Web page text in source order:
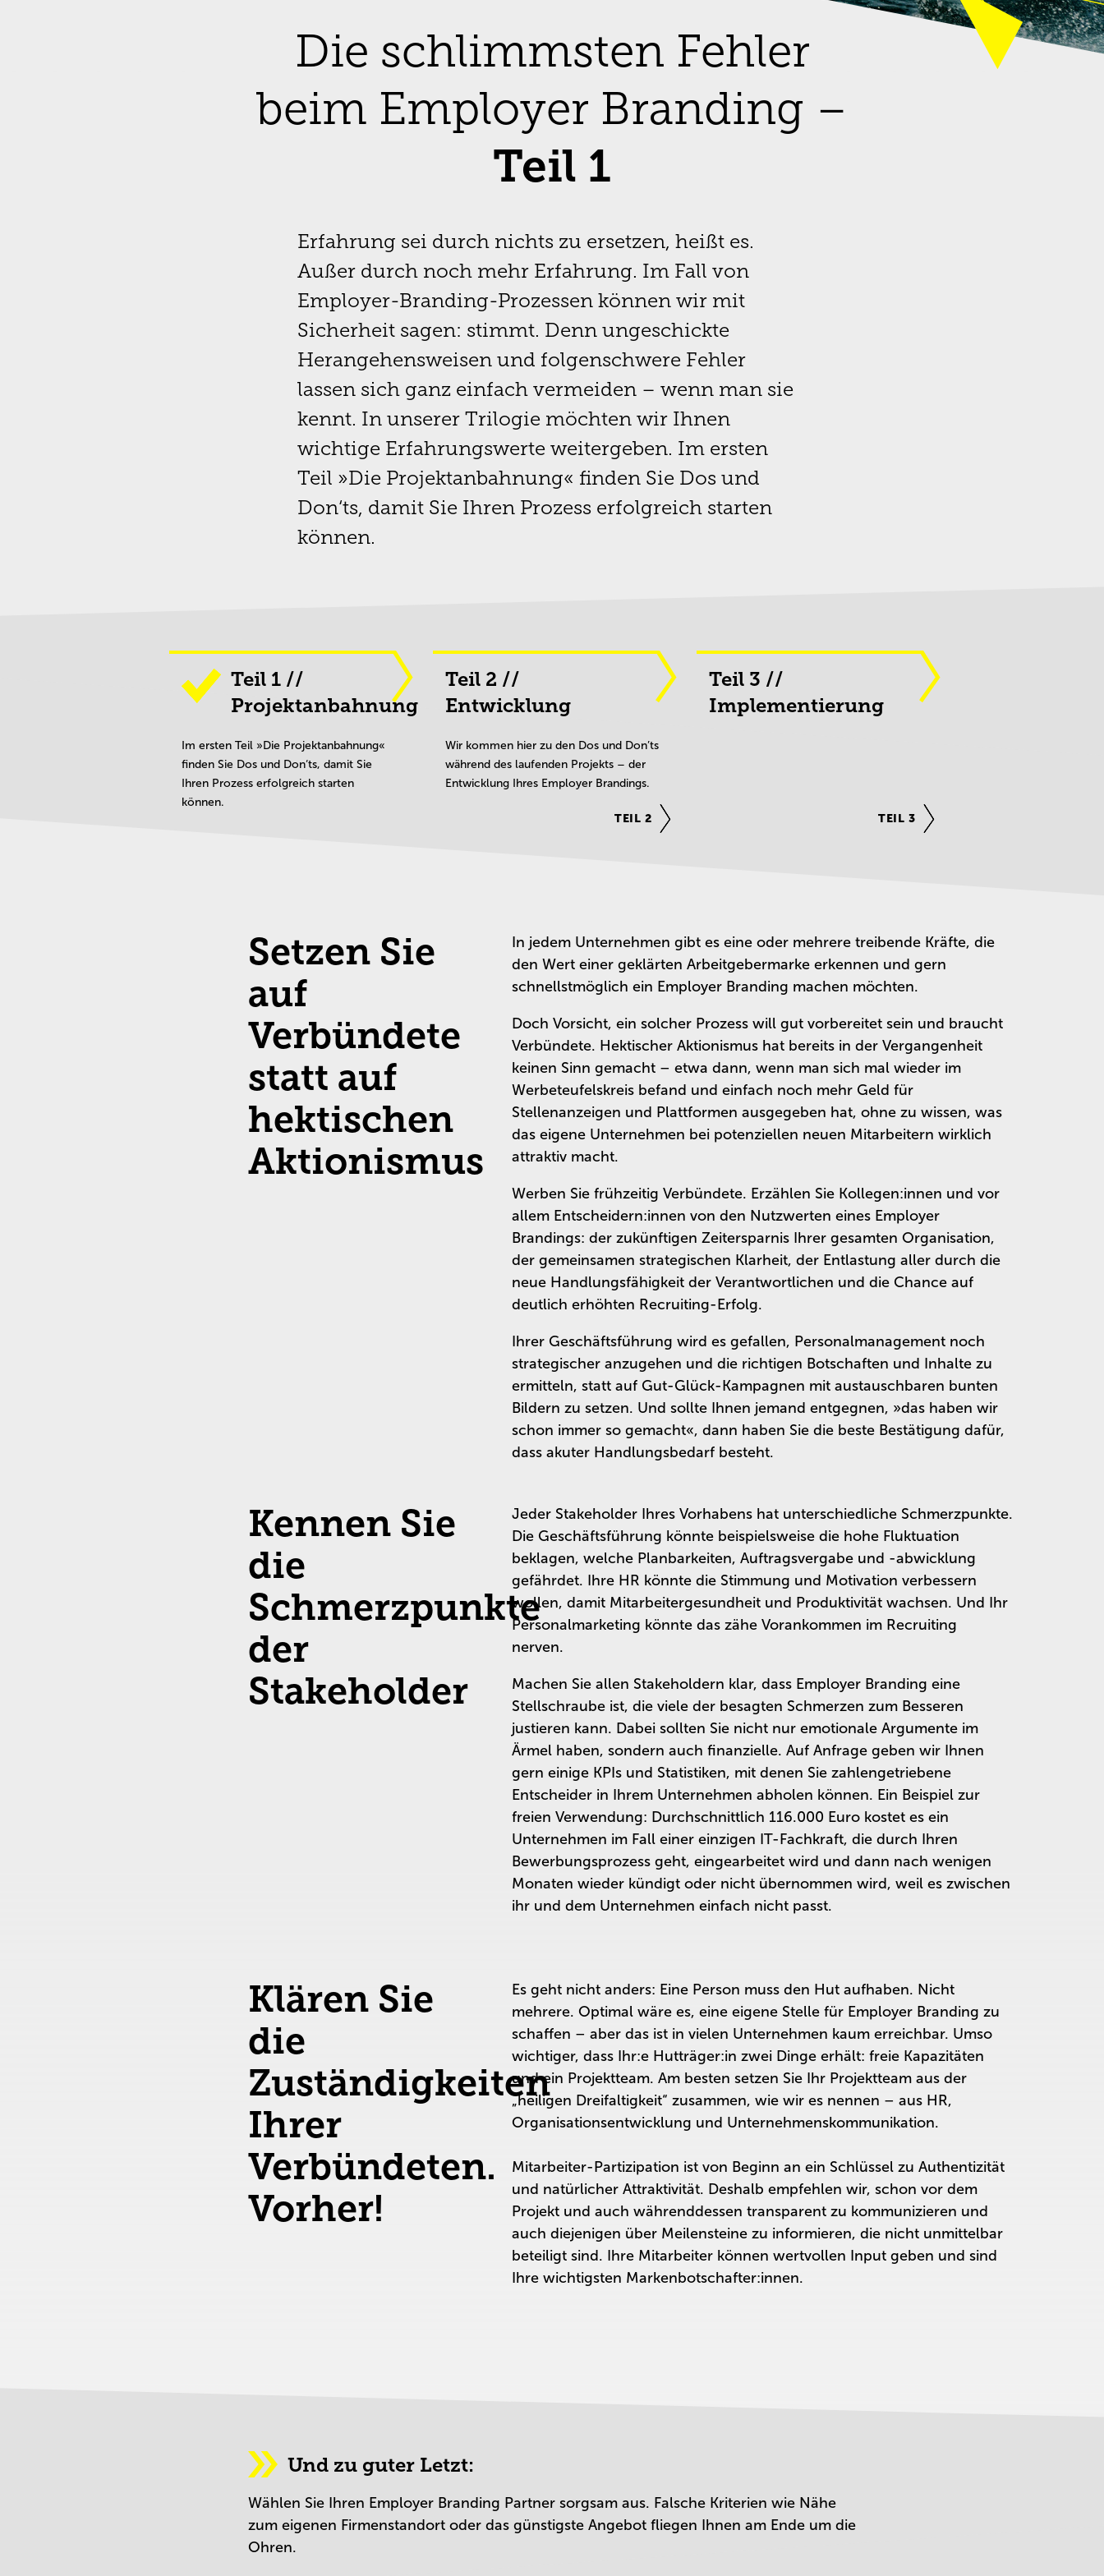
Die schlimmsten Fehler
beim Employer Branding –
Teil 1
Erfahrung sei durch nichts zu ersetzen, heißt es.
Außer durch noch mehr Erfahrung. Im Fall von
Employer-Branding-Prozessen können wir mit
Sicherheit sagen: stimmt. Denn ungeschickte
Herangehensweisen und folgenschwere Fehler
lassen sich ganz einfach vermeiden – wenn man sie
kennt. In unserer Trilogie möchten wir Ihnen
wichtige Erfahrungswerte weitergeben. Im ersten
Teil »Die Projektanbahnung« finden Sie Dos und
Don‘ts, damit Sie Ihren Prozess erfolgreich starten
können.
Teil 1 //
Projektanbahnung
Im ersten Teil »Die Projektanbahnung«
finden Sie Dos und Don‘ts, damit Sie
Ihren Prozess erfolgreich starten
können.
Teil 2 //
Entwicklung
Wir kommen hier zu den Dos und Don’ts
während des laufenden Projekts – der
Entwicklung Ihres Employer Brandings.
TEIL 2
Teil 3 //
Implementierung
TEIL 3
Setzen Sie
auf
Verbündete
statt auf
hektischen
Aktionismus
In jedem Unternehmen gibt es eine oder mehrere treibende Kräfte, die
den Wert einer geklärten Arbeitgebermarke erkennen und gern
schnellstmöglich ein Employer Branding machen möchten.
Doch Vorsicht, ein solcher Prozess will gut vorbereitet sein und braucht
Verbündete. Hektischer Aktionismus hat bereits in der Vergangenheit
keinen Sinn gemacht – etwa dann, wenn man sich mal wieder im
Werbeteufelskreis befand und einfach noch mehr Geld für
Stellenanzeigen und Plattformen ausgegeben hat, ohne zu wissen, was
das eigene Unternehmen bei potenziellen neuen Mitarbeitern wirklich
attraktiv macht.
Werben Sie frühzeitig Verbündete. Erzählen Sie Kollegen:innen und vor
allem Entscheidern:innen von den Nutzwerten eines Employer
Brandings: der zukünftigen Zeitersparnis Ihrer gesamten Organisation,
der gemeinsamen strategischen Klarheit, der Entlastung aller durch die
neue Handlungsfähigkeit der Verantwortlichen und die Chance auf
deutlich erhöhten Recruiting-Erfolg.
Ihrer Geschäftsführung wird es gefallen, Personalmanagement noch
strategischer anzugehen und die richtigen Botschaften und Inhalte zu
ermitteln, statt auf Gut-Glück-Kampagnen mit austauschbaren bunten
Bildern zu setzen. Und sollte Ihnen jemand entgegnen, »das haben wir
schon immer so gemacht«, dann haben Sie die beste Bestätigung dafür,
dass akuter Handlungsbedarf besteht.
Kennen Sie
die
Schmerzpunkte
der
Stakeholder
Jeder Stakeholder Ihres Vorhabens hat unterschiedliche Schmerzpunkte.
Die Geschäftsführung könnte beispielsweise die hohe Fluktuation
beklagen, welche Planbarkeiten, Auftragsvergabe und -abwicklung
gefährdet. Ihre HR könnte die Stimmung und Motivation verbessern
wollen, damit Mitarbeitergesundheit und Produktivität wachsen. Und Ihr
Personalmarketing könnte das zähe Vorankommen im Recruiting
nerven.
Machen Sie allen Stakeholdern klar, dass Employer Branding eine
Stellschraube ist, die viele der besagten Schmerzen zum Besseren
justieren kann. Dabei sollten Sie nicht nur emotionale Argumente im
Ärmel haben, sondern auch finanzielle. Auf Anfrage geben wir Ihnen
gern einige KPIs und Statistiken, mit denen Sie zahlengetriebene
Entscheider in Ihrem Unternehmen abholen können. Ein Beispiel zur
freien Verwendung: Durchschnittlich 116.000 Euro kostet es ein
Unternehmen im Fall einer einzigen IT-Fachkraft, die durch Ihren
Bewerbungsprozess geht, eingearbeitet wird und dann nach wenigen
Monaten wieder kündigt oder nicht übernommen wird, weil es zwischen
ihr und dem Unternehmen einfach nicht passt.
Klären Sie
die
Zuständigkeiten
Ihrer
Verbündeten.
Vorher!
Es geht nicht anders: Eine Person muss den Hut aufhaben. Nicht
mehrere. Optimal wäre es, eine eigene Stelle für Employer Branding zu
schaffen – aber das ist in vielen Unternehmen kaum erreichbar. Umso
wichtiger, dass Ihr:e Hutträger:in zwei Dinge erhält: freie Kapazitäten
und ein Projektteam. Am besten setzen Sie Ihr Projektteam aus der
„heiligen Dreifaltigkeit“ zusammen, wie wir es nennen – aus HR,
Organisationsentwicklung und Unternehmenskommunikation.
Mitarbeiter-Partizipation ist von Beginn an ein Schlüssel zu Authentizität
und natürlicher Attraktivität. Deshalb empfehlen wir, schon vor dem
Projekt und auch währenddessen transparent zu kommunizieren und
auch diejenigen über Meilensteine zu informieren, die nicht unmittelbar
beteiligt sind. Ihre Mitarbeiter können wertvollen Input geben und sind
Ihre wichtigsten Markenbotschafter:innen.
Und zu guter Letzt:
Wählen Sie Ihren Employer Branding Partner sorgsam aus. Falsche Kriterien wie Nähe
zum eigenen Firmenstandort oder das günstigste Angebot fliegen Ihnen am Ende um die
Ohren.